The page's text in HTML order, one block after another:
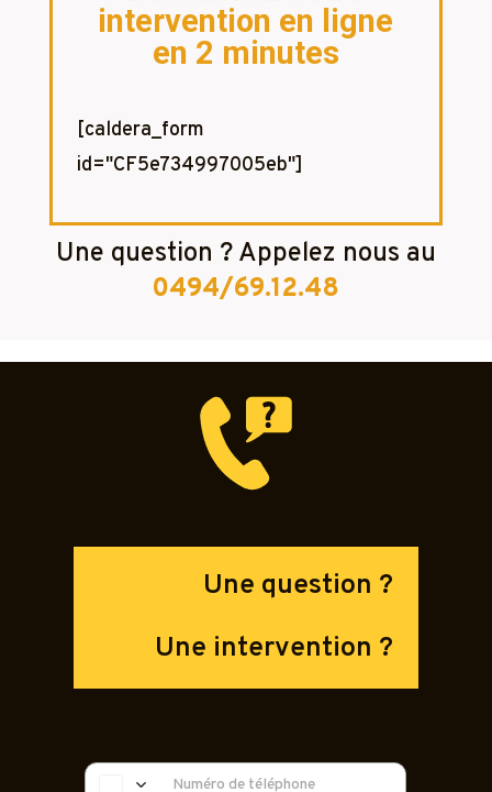
intervention en ligne
en 2 minutes
[caldera_form
id="CF5e734997005eb"]
Une question ? Appelez nous au
0494/69.12.48
Une question ?
Une intervention ?